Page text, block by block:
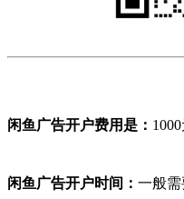
闲鱼广告开户费用是：
闲鱼广告开户时间： 一般需